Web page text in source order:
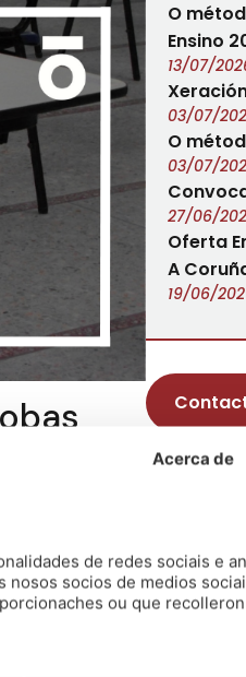
niveis
e Madrid. En
O
Ensino
13/07/
03/07/
O
03/07/
27/06/
Oferta
A
19/06/
Acerca de
de redes sociais e
nosos socios de medios
ou que